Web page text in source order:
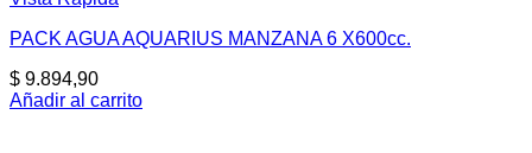
PACK AGUA AQUARIUS MANZANA 6 X600cc.
$ 9.894,90
Añadir al carrito